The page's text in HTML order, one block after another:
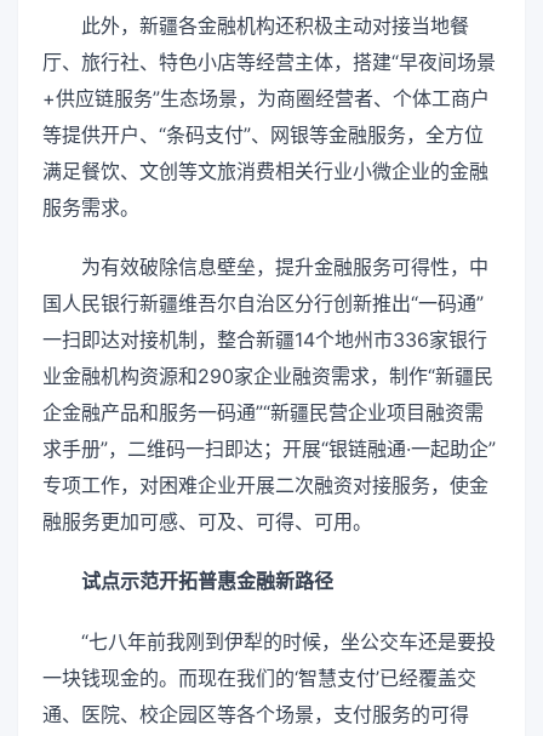
此外，新疆各金融机构还积极主动对接当地餐
厅、旅行社、特色小店等经营主体，搭建“早夜间场景
+供应链服务”生态场景，为商圈经营者、个体工商户
等提供开户、“条码支付”、网银等金融服务，全方位
满足餐饮、文创等文旅消费相关行业小微企业的金融
服务需求。
为有效破除信息壁垒，提升金融服务可得性，中
国人民银行新疆维吾尔自治区分行创新推出“一码通”
一扫即达对接机制，整合新疆14个地州市336家银行
业金融机构资源和290家企业融资需求，制作“新疆民
企金融产品和服务一码通”“新疆民营企业项目融资需
求手册”，二维码一扫即达；开展“银链融通·一起助企”
专项工作，对困难企业开展二次融资对接服务，使金
融服务更加可感、可及、可得、可用。
试点示范开拓普惠金融新路径
“七八年前我刚到伊犁的时候，坐公交车还是要投
一块钱现金的。而现在我们的‘智慧支付’已经覆盖交
通、医院、校企园区等各个场景，支付服务的可得